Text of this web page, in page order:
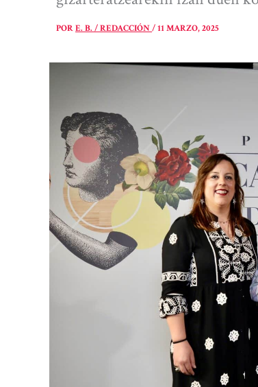
PORE. B. / REDACCIÓN/11 MARZO, 2025